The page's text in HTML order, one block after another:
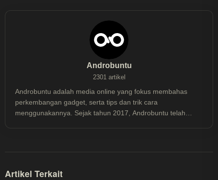
Androbuntu
2301 artikel
Androbuntu adalah media online yang fokus membahas
perkembangan gadget, serta tips dan trik cara
menggunakannya. Sejak tahun 2017, Androbuntu telah
Artikel Terkait